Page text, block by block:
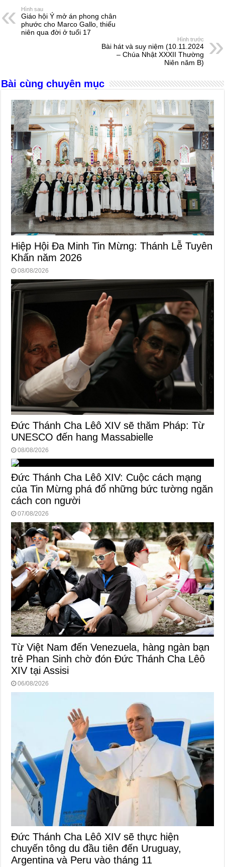
e
b
o
e
n
g
A
p
d
s
Hình sau
Giáo hội Ý mở án phong chân
phước cho Marco Gallo, thiếu
niên qua đời ở tuổi 17
Hình trước
Bài hát và suy niệm (10.11.2024
– Chúa Nhật XXXII Thường
Niên năm B)
Bài cùng chuyên mục
Hiệp Hội Đa Minh Tin Mừng: Thánh Lễ Tuyên
Khấn năm 2026
08/08/2026
Đức Thánh Cha Lêô XIV sẽ thăm Pháp: Từ
UNESCO đến hang Massabielle
08/08/2026
Đức Thánh Cha Lêô XIV: Cuộc cách mạng
của Tin Mừng phá đổ những bức tường ngăn
cách con người
07/08/2026
Từ Việt Nam đến Venezuela, hàng ngàn bạn
trẻ Phan Sinh chờ đón Đức Thánh Cha Lêô
XIV tại Assisi
06/08/2026
Đức Thánh Cha Lêô XIV sẽ thực hiện
chuyến tông du đầu tiên đến Uruguay,
Argentina và Peru vào tháng 11